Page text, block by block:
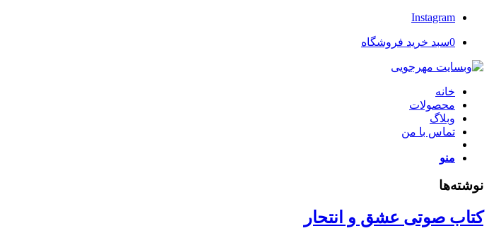
Instagram
0سبد خرید فروشگاه
خانه
محصولات
وبلاگ
تماس با من
منو
نوشته‌ها
کتاب صوتی عشق و انتحار